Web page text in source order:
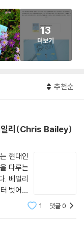
13
더보기
추천순
일리(Chris Bailey)
현대인
다루는
. 베일리
벗어나
로 설명
한 전략
1 댓글0